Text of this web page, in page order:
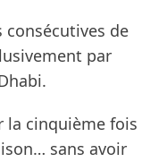
consécutives de
par
la cinquième fois
sans avoir